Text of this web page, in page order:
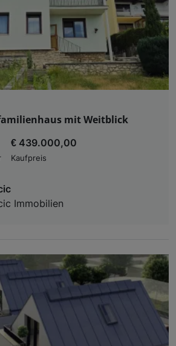
mit Weitblick
€ 439.000,00
Kaufpreis
Immobilien